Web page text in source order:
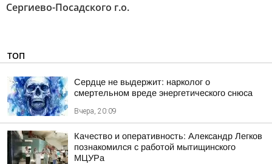
Сергиево-Посадского г.о.
ТОП
Сердце не выдержит: нарколог о
смертельном вреде энергетического снюса
Вчера, 20:09
Качество и оперативность: Александр Легков
познакомился с работой мытищинского
МЦУРа